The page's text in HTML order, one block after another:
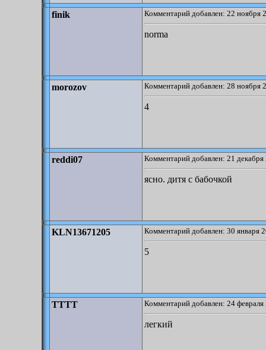
finik Комментарий добавлен: 22 ноября
norma
morozov Комментарий добавлен: 28 ноября
4
reddi07 Комментарий добавлен: 21
ясно. дитя с бабочкой
KLN13671205 Комментарий добавлен: 30 января
5
TTTT Комментарий добавлен: 24
легкий